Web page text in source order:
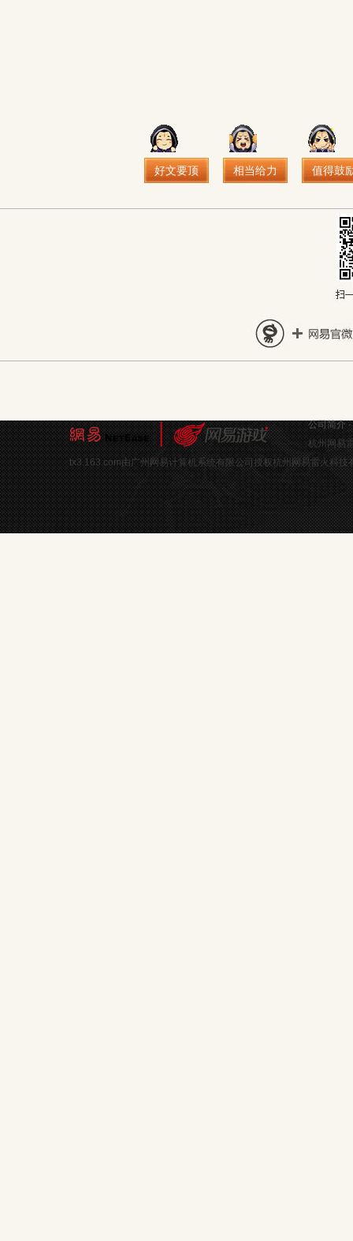
好文要顶 相当给力 值得鼓
公司简介-
杭州网易
tx3.163.com由广州网易计算机系统有限公司授权杭州网易雷火科技